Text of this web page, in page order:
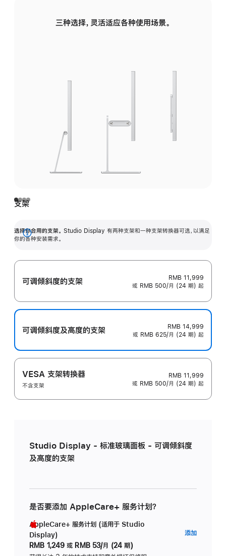
三种选择，灵活适应各种使用场景。
支架
选择你合用的支架。 Studio Display 有两种支架和一种支架转换器可选，以满足
你的各种安装需求。
展
可调倾斜度的支架
RMB 11,999
或 RMB 500/月 (24 期) 起
可调倾斜度及高‍度的支‍架
RMB 14,999
或 RMB 625/月 (24 期) 起
VESA 支架转换器
不含支架
RMB 11,999
或 RMB 500/月 (24 期) 起
Studio Display - 标准玻璃面板 - 可调倾斜度
及高度的支架
是否要添加 AppleCare+ 服务计划？
AppleCare+ 服务计划 (适用于 Studio
Display)
RMB 1,249 或 RMB 53/月 (24 期)
添加